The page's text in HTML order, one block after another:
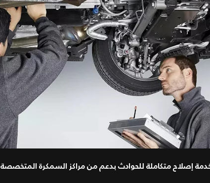
إصلاح متكاملة للحوادث بدعم من مراكز السمكرة المتخصصة